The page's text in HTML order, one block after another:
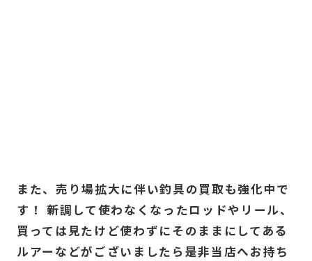
また、売り場拡大に伴い釣具の買取も強化中で
す！ 新調して使わなくなったロッドやリール、
買っては見たけど使わずにそのままにしてある
ルアーなどがございましたら是非当店へお持ち